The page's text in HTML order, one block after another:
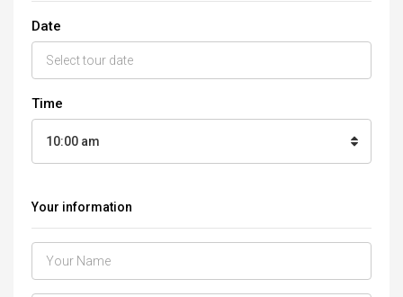
Date
Time
10:00 am
Your information